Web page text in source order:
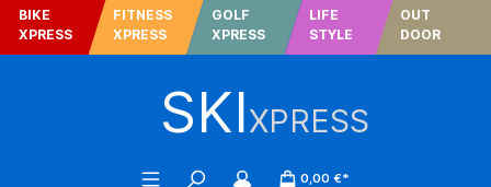
springen
SKIXPRESS
0,00 €*
BIKE
XPRESS
FITNESS
XPRESS
GOLF
XPRESS
LIFE
STYLE
OUT
DOOR